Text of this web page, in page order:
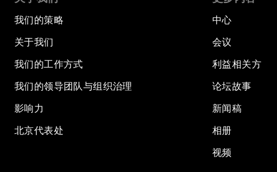
我们的策略
关于我们
我们的工作方式
我们的领导团队与组织治理
影响力
北京代表处
中心
会议
利益相关方
论坛故事
新闻稿
相册
视频